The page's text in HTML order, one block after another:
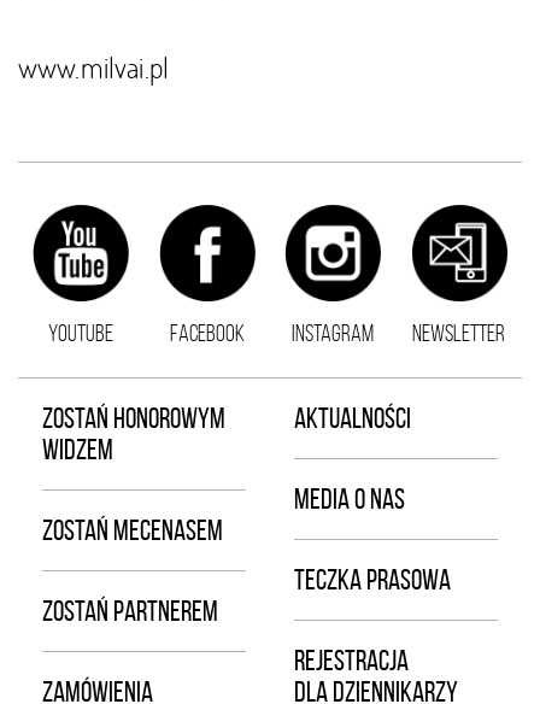
www.milvai.pl
YOUTUBE FACEBOOK INSTAGRAM NEWSLETTER
ZOSTAŃ HONOROWYM
WIDZEM
ZOSTAŃ MECENASEM
ZOSTAŃ PARTNEREM
ZAMÓWIENIA
AKTUALNOŚCI
MEDIA O NAS
TECZKA PRASOWA
REJESTRACJA
DLA DZIENNIKARZY